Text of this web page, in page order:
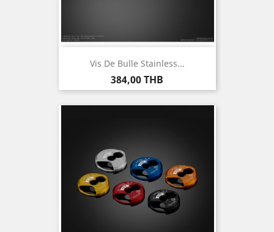
Vis De Bulle Stainless...
Prix
384,00 THB